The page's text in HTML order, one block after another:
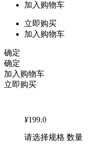
加入购物车
立即购买
加入购物车
确定
确定
加入购物车
立即购买
¥199.0
请选择规格 数量